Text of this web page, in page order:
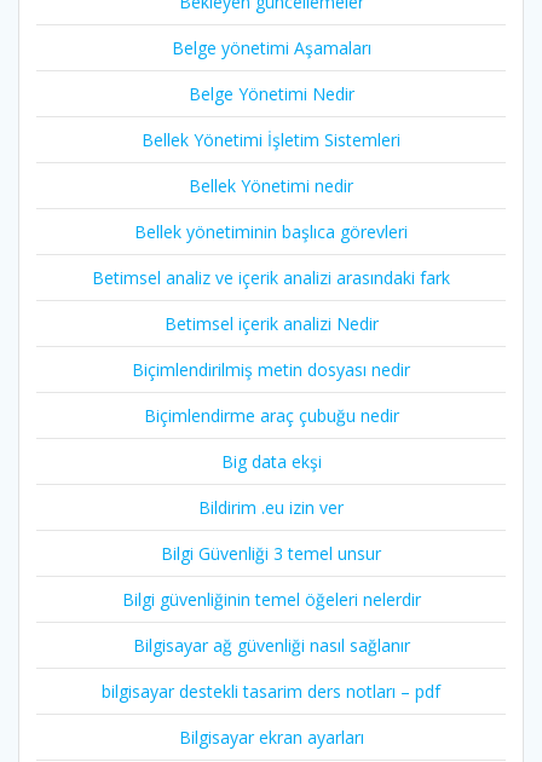
Belge yönetimi Aşamaları
Belge Yönetimi Nedir
Bellek Yönetimi İşletim Sistemleri
Bellek Yönetimi nedir
Bellek yönetiminin başlıca görevleri
Betimsel analiz ve içerik analizi arasındaki fark
Betimsel içerik analizi Nedir
Biçimlendirilmiş metin dosyası nedir
Biçimlendirme araç çubuğu nedir
Big data ekşi
Bildirim .eu izin ver
Bilgi Güvenliği 3 temel unsur
Bilgi güvenliğinin temel öğeleri nelerdir
Bilgisayar ağ güvenliği nasıl sağlanır
bilgisayar destekli tasarim ders notları – pdf
Bilgisayar ekran ayarları